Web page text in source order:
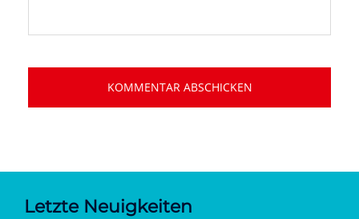
Letzte Neuigkeiten